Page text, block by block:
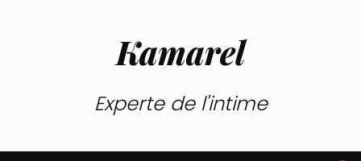
Kamarel
Experte de l'intime